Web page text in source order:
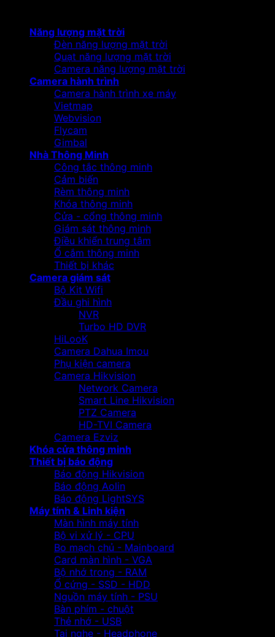
Năng lượng mặt trời
Đèn năng lượng mặt trời
Quạt năng lượng mặt trời
Camera năng lượng mặt trời
Camera hành trình
Camera hành trình xe máy
Vietmap
Webvision
Flycam
Gimbal
Nhà Thông Minh
Công tắc thông minh
Cảm biến
Rèm thông minh
Khóa thông minh
Cửa - cổng thông minh
Giám sát thông minh
Điều khiển trung tâm
Ổ cắm thông minh
Thiết bị khác
Camera giám sát
Bộ Kit Wifi
Đầu ghi hình
NVR
Turbo HD DVR
HiLooK
Camera Dahua Imou
Phụ kiện camera
Camera Hikvision
Network Camera
Smart Line Hikvision
PTZ Camera
HD-TVI Camera
Camera Ezviz
Khóa cửa thông minh
Thiết bị báo động
Báo động Hikvision
Báo động Aolin
Báo động LightSYS
Máy tính & Linh kiện
Màn hình máy tính
Bộ vi xử lý - CPU
Bo mạch chủ - Mainboard
Card màn hình - VGA
Bộ nhớ trong - RAM
Ổ cứng - SSD - HDD
Nguồn máy tính - PSU
Bàn phím - chuột
Thẻ nhớ - USB
Tai nghe - Headphone